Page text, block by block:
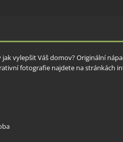
jak vylepšit Váš domov? Originální
fotografie najdete na stránkách